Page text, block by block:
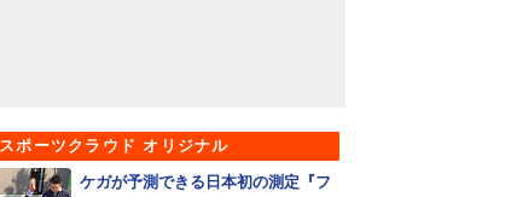
スポーツクラウド オリジナル
ケガが予測できる日本初の測定『フ